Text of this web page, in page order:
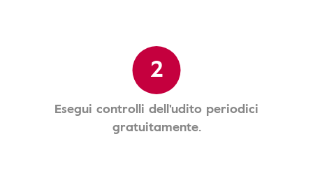
2
Esegui controlli dell'udito periodici
gratuitamente.